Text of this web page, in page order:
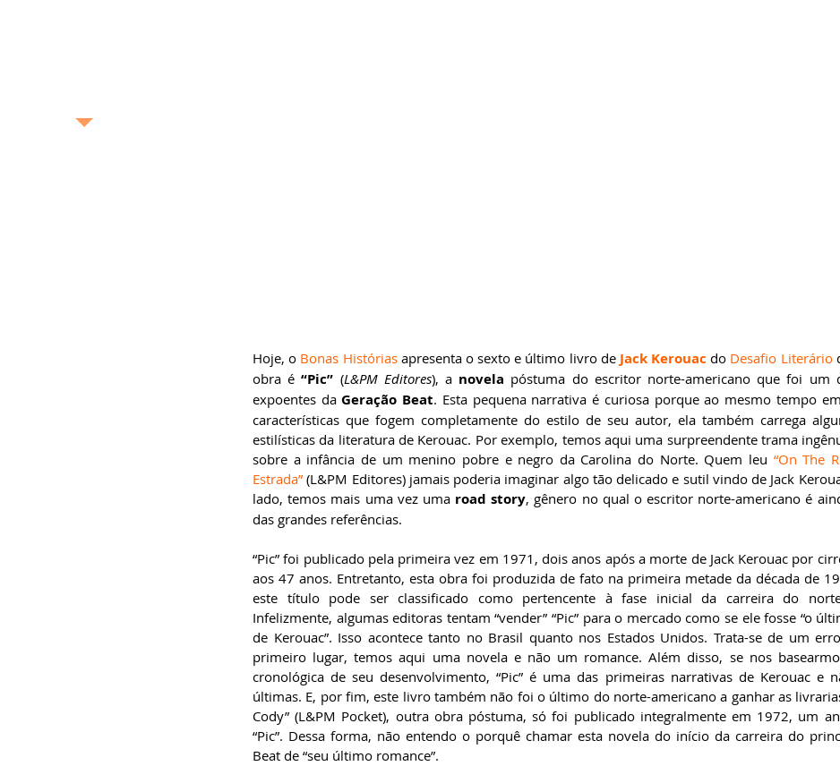
Hoje, o Bonas Histórias apresenta o sexto e último livro de Jack Kerouac do Desafio Literário
obra é “Pic” (L&PM Editores), a novela póstuma do escritor norte-americano que foi um
expoentes da Geração Beat. Esta pequena narrativa é curiosa porque ao mesmo tempo
características que fogem completamente do estilo de seu autor, ela também carrega
estilísticas da literatura de Kerouac. Por exemplo, temos aqui uma surpreendente trama
sobre a infância de um menino pobre e negro da Carolina do Norte. Quem leu “On The
Estrada” (L&PM Editores) jamais poderia imaginar algo tão delicado e sutil vindo de Jack
lado, temos mais uma vez uma road story, gênero no qual o escritor norte-americano é
das grandes referências.
“Pic” foi publicado pela primeira vez em 1971, dois anos após a morte de Jack Kerouac por
aos 47 anos. Entretanto, esta obra foi produzida de fato na primeira metade da década de
este título pode ser classificado como pertencente à fase inicial da carreira do
Infelizmente, algumas editoras tentam “vender” “Pic” para o mercado como se ele fosse “o
de Kerouac”. Isso acontece tanto no Brasil quanto nos Estados Unidos. Trata-se de um
primeiro lugar, temos aqui uma novela e não um romance. Além disso, se nos
cronológica de seu desenvolvimento, “Pic” é uma das primeiras narrativas de Kerouac e
últimas. E, por fim, este livro também não foi o último do norte-americano a ganhar as
Cody” (L&PM Pocket), outra obra póstuma, só foi publicado integralmente em 1972, um
“Pic”. Dessa forma, não entendo o porquê chamar esta novela do início da carreira do
Beat de “seu último romance”.